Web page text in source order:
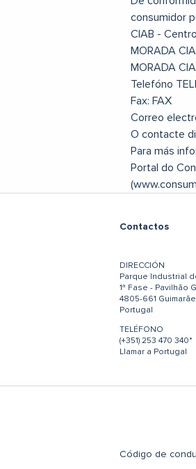
consumidor
CIAB -
MORADA
MORADA
Telefóno
Fax: FAX
Correo
O contacte
Para más
Portal do
Contactos
DIRECCIÓN
Parque Industrial
1ª Fase - Pavilhão
4805-661
Portugal
TELÉFONO
(+351) 253 470 340*
Llamar a Portugal
Código de